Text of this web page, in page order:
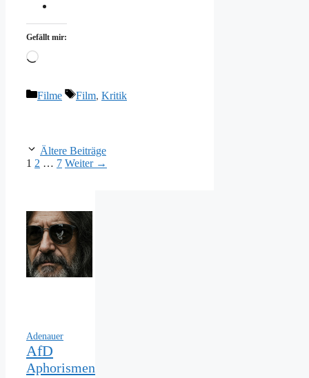
Gefällt mir:
Wird
Kategorien
Filme Schlagwörter
Film, Kritik
Ältere Beiträge
Seite
1 Seite
2 … Seite
7 Weiter →
Adenauer
AfD
Aphorismen